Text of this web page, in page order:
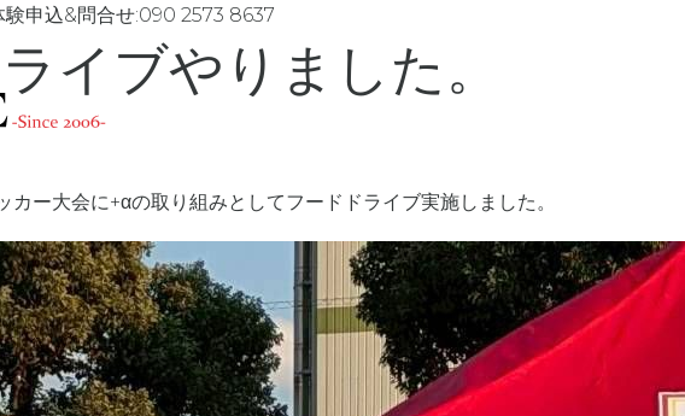
験申込&問合せ:090 2573 8637
イブやりました。
カー大会に+αの取り組みとしてフードドライブ実施しました。